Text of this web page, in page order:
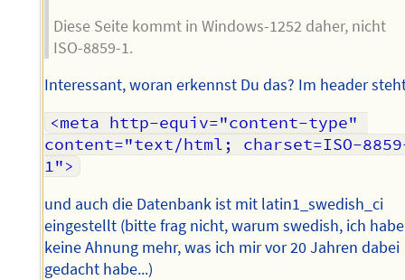
Diese Seite kommt in Windows-1252 daher, nicht
ISO-8859-1.
Interessant, woran erkennst Du das? Im header
<meta http-equiv="content-type"
content="text/html; charset=ISO-
1">
und auch die Datenbank ist mit latin1_swedish_ci
eingestellt (bitte frag nicht, warum swedish, ich habe
keine Ahnung mehr, was ich mir vor 20 Jahren dabei
gedacht habe...)